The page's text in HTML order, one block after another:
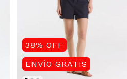
38% OFF
ENVÍO GRATIS